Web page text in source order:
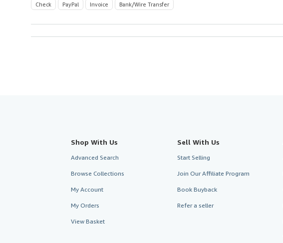
Check PayPal Invoice Bank/Wire Transfer
Shop With Us
Advanced Search
Browse Collections
My Account
My Orders
View Basket
Sell With Us
Start Selling
Join Our Affiliate Program
Book Buyback
Refer a seller